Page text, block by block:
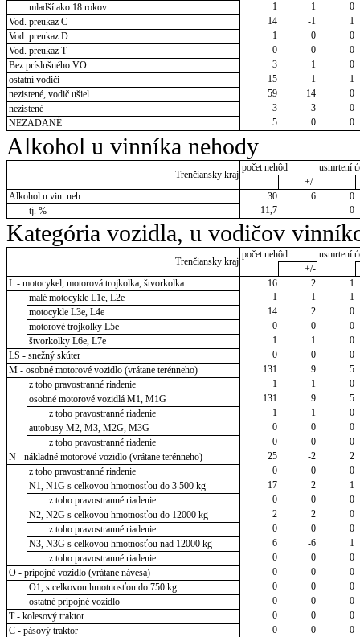
mladší ako 18 rokov
1 1
0
Vod. preukaz C
14 -1
1
Vod. preukaz D
1 0
0
Vod. preukaz T
0 0
0
Bez príslušného VO
3 1
0
ostatní vodiči
15 1
1
nezistené, vodič ušiel
59 14
0
nezistené
3 3
0
NEZADANÉ
5 0 0
Alkohol u vinníka nehody
Trenčiansky kraj
počet nehôd
usmrtení
+/-
Alkohol u vin. neh.
30 6
0
tj. %
11,7 0
Kategória vozidla, u vodičov
Trenčiansky kraj
počet nehôd
usmrtení
+/-
L - motocykel, motorová trojkolka, štvorkolka
16 2
1
malé motocykle L1e, L2e
1 -1
1
motocykle L3e, L4e
14 2
0
motorové trojkolky L5e
0 0
0
štvorkolky L6e, L7e
1 1
0
LS - snežný skúter
0 0
0
M - osobné motorové vozidlo (vrátane terénneho)
131 9
5
z toho pravostranné riadenie
1 1
0
osobné motorové vozidlá M1, M1G
131 9
5
z toho pravostranné riadenie
1 1
0
autobusy M2, M3, M2G, M3G
0 0
0
z toho pravostranné riadenie
0 0
0
N - nákladné motorové vozidlo (vrátane terénneho)
25 -2
2
z toho pravostranné riadenie
0 0
0
N1, N1G s celkovou hmotnosťou do 3 500 kg
17 2
1
z toho pravostranné riadenie
0 0
0
N2, N2G s celkovou hmotnosťou do 12000 kg
2 2
0
z toho pravostranné riadenie
0 0
0
N3, N3G s celkovou hmotnosťou nad 12000 kg
6 -6
1
z toho pravostranné riadenie
0 0
0
O - prípojné vozidlo (vrátane návesa)
0 0
0
O1, s celkovou hmotnosťou do 750 kg
0 0
0
ostatné prípojné vozidlo
0 0
0
T - kolesový traktor
0 0
0
C - pásový traktor
0 0
0